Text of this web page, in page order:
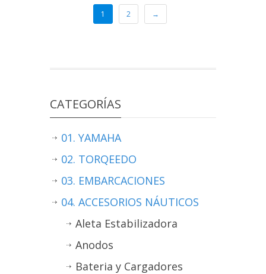
1 2 →
CATEGORÍAS
01. YAMAHA
02. TORQEEDO
03. EMBARCACIONES
04. ACCESORIOS NÁUTICOS
Aleta Estabilizadora
Anodos
Bateria y Cargadores